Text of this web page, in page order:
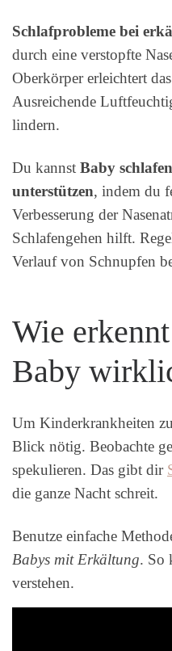
Schlafprobleme bei
durch eine verstopfte
Oberkörper erleichtert
Ausreichende
lindern.
Du kannst Baby
unterstützen, indem du
Verbesserung der
Schlafengehen hilft.
Verlauf von Schnupfen
Wie
Baby
Um Kinderkrankheiten
Blick nötig. Beobachte
spekulieren. Das gibt dir
die ganze Nacht schreit.
Benutze einfache
Babys mit Erkältung. So
verstehen.